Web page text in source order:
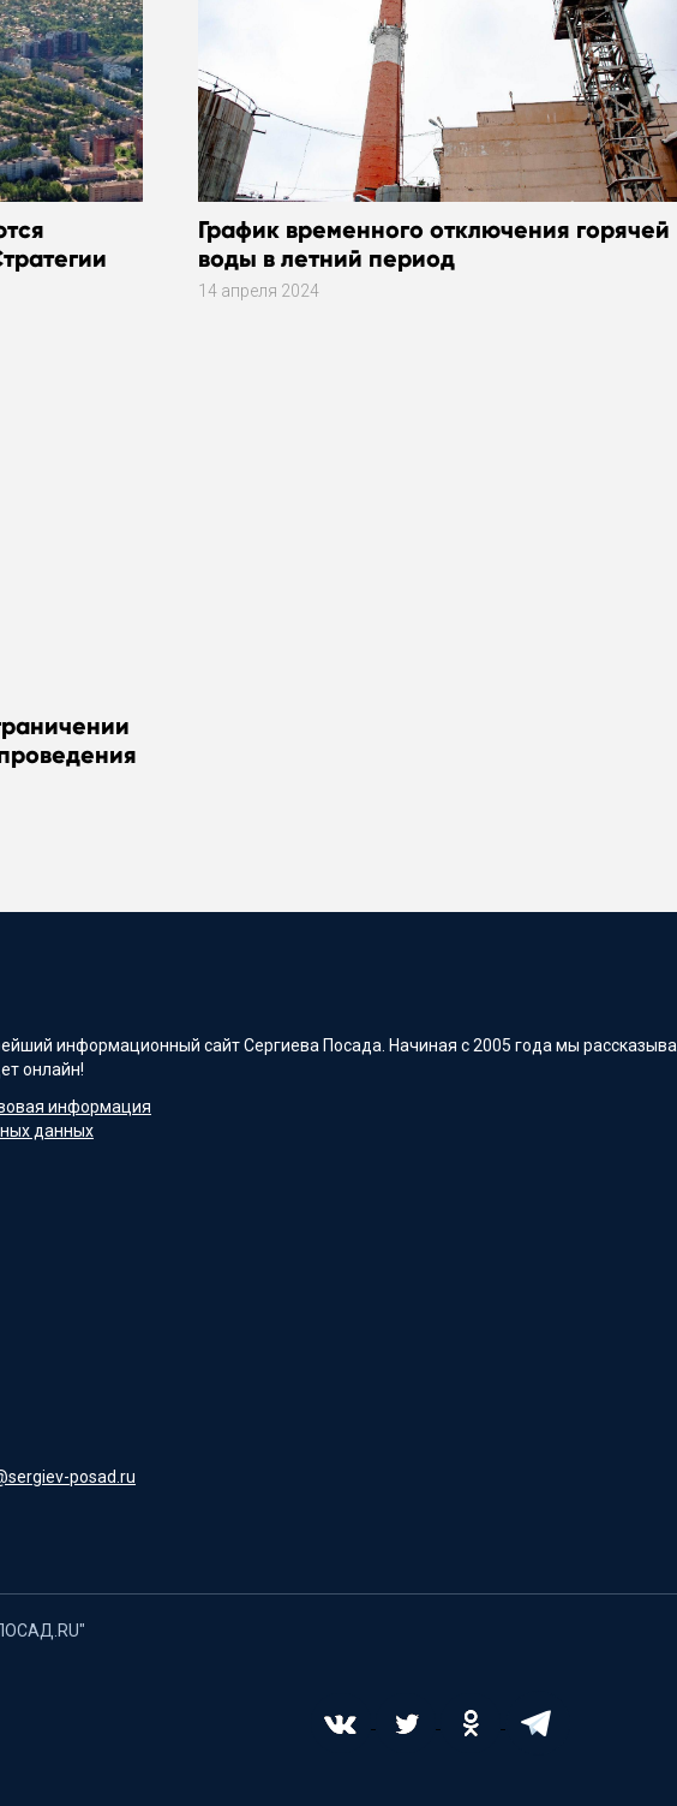
График временного отключения горячей
воды в летний период
14 апреля 2024
информационный сайт Сергиева Посада. Начиная с 2005 года мы
онлайн!
информация
данных
posad.ru